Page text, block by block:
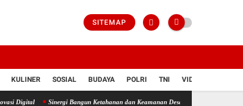
SITEMAP
KULINER SOSIAL BUDAYA POLRI TNI VIDIO
Sinergi Bangun Ketahanan dan Keamanan Desa, Polda Kalbar Gelar Peningkatan